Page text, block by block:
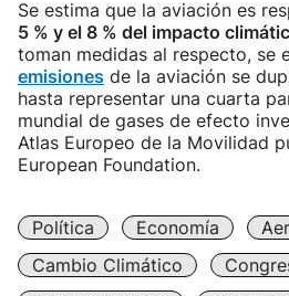
Se estima que la aviación es
5 % y el 8 % del impacto
toman medidas al respecto, se
emisiones de la aviación se
hasta representar una cuarta
mundial de gases de efecto
Atlas Europeo de la Movilidad
European Foundation.
Política Economía
Cambio Climático